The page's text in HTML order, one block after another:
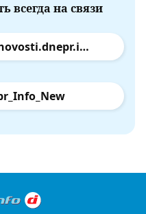
всегда на связи
facebook.com/novosti.dnepr.info